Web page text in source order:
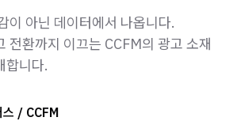
이 아닌 데이터에서 나옵니다.
전환까지 이끄는 CCFM의 광고 소재
합니다.
스 / CCFM